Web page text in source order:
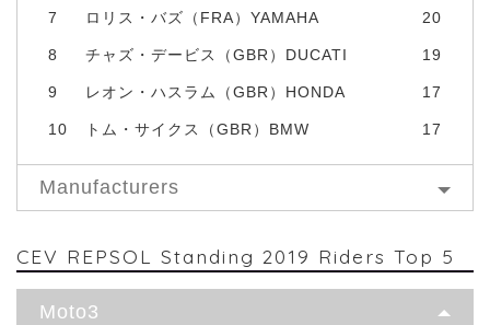
7 ロリス・バズ（FRA）YAMAHA 20
8 チャズ・デービス（GBR）DUCATI 19
9 レオン・ハスラム（GBR）HONDA 17
10 トム・サイクス（GBR）BMW 17
Manufacturers
CEV REPSOL Standing 2019 Riders Top 5
Moto3